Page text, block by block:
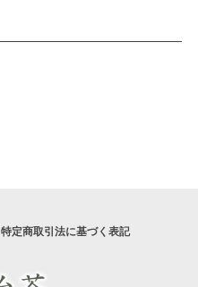
特定商取引法に基づく表記